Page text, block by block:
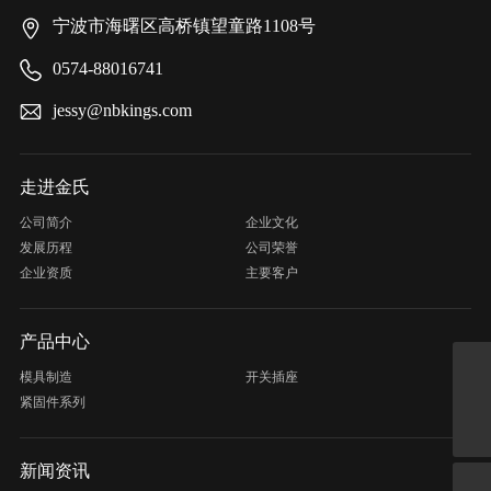
jessy@nbkings.com
宁波市海曙区高桥镇望童路1108号
0574-88016741
jessy@nbkings.com
走进金氏
公司简介
企业文化
发展历程
公司荣誉
企业资质
主要客户
产品中心
模具制造
开关插座
紧固件系列
新闻资讯